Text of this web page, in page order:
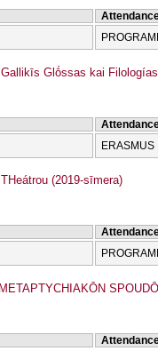
Glṓssas kai
ERASMUS
(2019-sīmera)